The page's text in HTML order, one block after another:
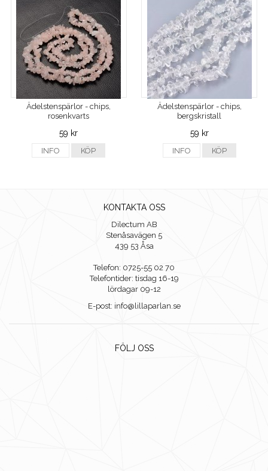
Ädelstenspärlor - chips,
rosenkvarts
59 kr
INFO KÖP
Ädelstenspärlor - chips,
bergskristall
59 kr
INFO KÖP
KONTAKTA OSS
Dilectum AB
Stenåsavägen 5
439 53 Åsa
Telefon: 0725-55 02 70
Telefontider: tisdag 16-19
lördagar 09-12
E-post: info@lillaparlan.se
FÖLJ OSS